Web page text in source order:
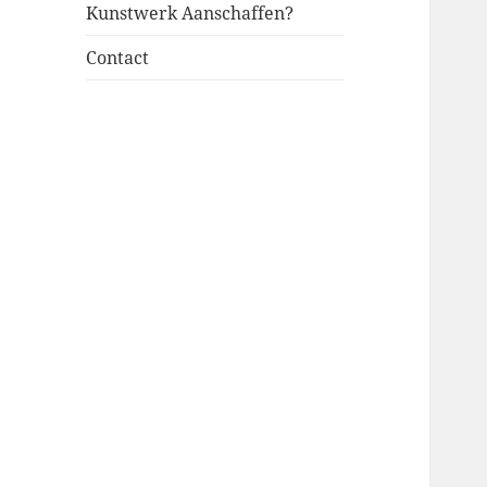
Kunstwerk Aanschaffen?
Contact